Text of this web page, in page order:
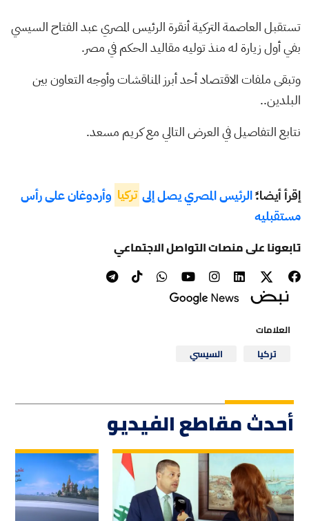
تستقبل العاصمة التركية أنقرة الرئيس المصري عبد الفتاح السيسي
بفي أول زيارة له منذ توليه مقاليد الحكم في مصر.
وتبقى ملفات الاقتصاد أحد أبرز المناقشات وأوجه التعاون بين
البلدين..
نتابع التفاصيل في العرض التالي مع كريم مسعد.
إقرأ أيضا:ًالرئيس المصري يصل إلى تركيا وأردوغان على رأس
مستقبليه
تابعونا على منصات التواصل الاجتماعي
العلامات
تركيا
السيسي
أحدث مقاطع الفيديو